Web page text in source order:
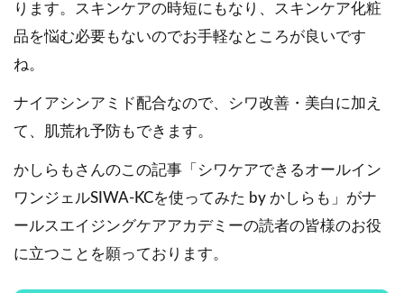
ります。スキンケアの時短にもなり、スキンケア化粧
品を悩む必要もないのでお手軽なところが良いです
ね。
ナイアシンアミド配合なので、シワ改善・美白に加え
て、肌荒れ予防もできます。
かしらもさんのこの記事「シワケアできるオールイン
ワンジェルSIWA-KCを使ってみた by かしらも」がナ
ールスエイジングケアアカデミーの読者の皆様のお役
に立つことを願っております。